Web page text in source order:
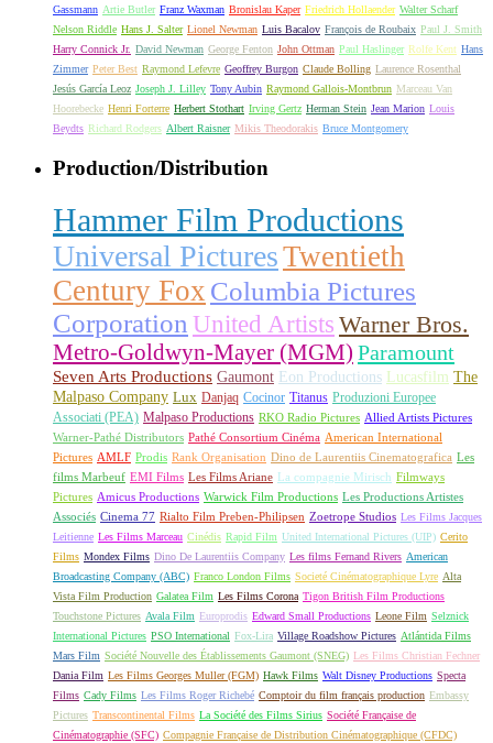
Gassmann Artie Butler Franz Waxman Bronislau Kaper Friedrich Hollaender Walter Scharf
Nelson Riddle Hans J. Salter Lionel Newman Luis Bacalov François de Roubaix Paul J. Smith
Harry Connick Jr. David Newman George Fenton John Ottman Paul Haslinger Rolfe Kent Hans
Zimmer Peter Best Raymond Lefevre Geoffrey Burgon Claude Bolling Laurence Rosenthal
Jesús García Leoz Joseph J. Lilley Tony Aubin Raymond Gallois-Montbrun Marceau Van
Hoorebecke Henri Forterre Herbert Stothart Irving Gertz Herman Stein Jean Marion Louis
Beydts Richard Rodgers Albert Raisner Mikis Theodorakis Bruce Montgomery
Production/Distribution
Hammer Film Productions
Universal PicturesTwentieth
Century Fox Columbia Pictures
Corporation United Artists Warner Bros.
Metro-Goldwyn-Mayer (MGM) Paramount
Seven Arts Productions Gaumont Eon Productions Lucasfilm The
Malpaso Company Lux Danjaq Cocinor Titanus Produzioni Europee
Associati (PEA) Malpaso Productions RKO Radio Pictures Allied Artists Pictures
Warner-Pathé Distributors Pathé Consortium Cinéma American International
Pictures AMLF Prodis Rank Organisation Dino de Laurentiis Cinematografica Les
films Marbeuf EMI Films Les Films Ariane La compagnie Mirisch Filmways
Pictures Amicus Productions Warwick Film Productions Les Productions Artistes
Associés Cinema 77 Rialto Film Preben-Philipsen Zoetrope Studios Les Films Jacques
Leitienne Les Films Marceau Cinédis Rapid Film United International Pictures (UIP) Cerito
Films Mondex Films Dino De Laurentiis Company Les films Fernand Rivers American
Broadcasting Company (ABC) Franco London Films Societé Cinématographique Lyre Alta
Vista Film Production Galatea Film Les Films Corona Tigon British Film Productions
Touchstone Pictures Avala Film Europrodis Edward Small Productions Leone Film Selznick
International Pictures PSO International Fox-Lira Village Roadshow Pictures Atlántida Films
Mars Film Société Nouvelle des Établissements Gaumont (SNEG) Les Films Christian Fechner
Dania Film Les Films Georges Muller (FGM) Hawk Films Walt Disney Productions Specta
Films Cady Films Les Films Roger Richebé Comptoir du film français production Embassy
Pictures Transcontinental Films La Société des Films Sirius Société Française de
Cinématographie (SFC) Compagnie Française de Distribution Cinématographique (CFDC)